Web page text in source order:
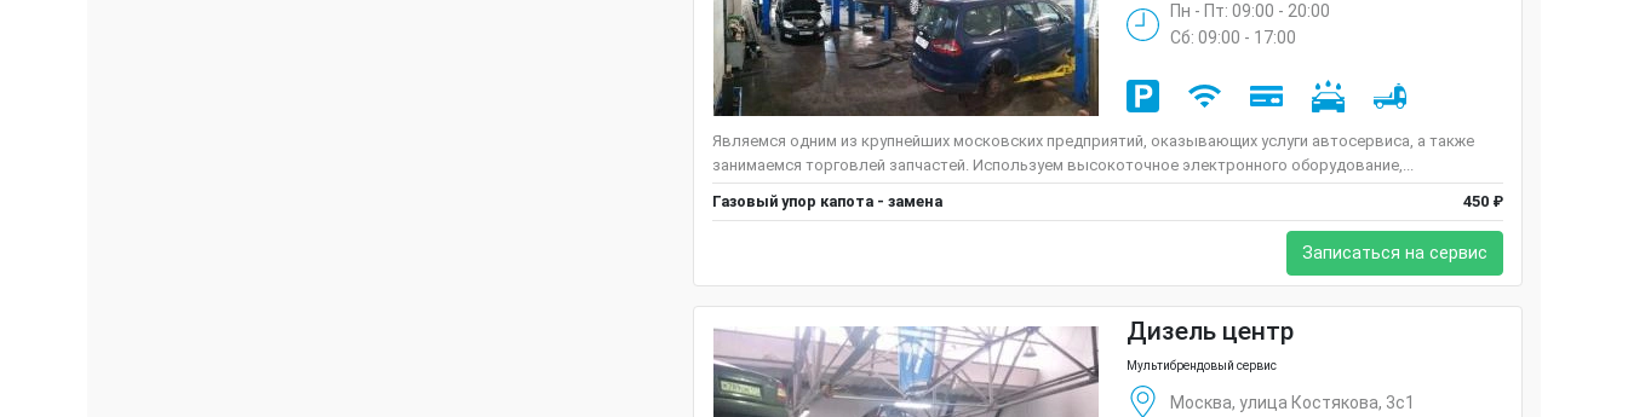
Пн - Пт: 09:00 - 20:00
Сб: 09:00 - 17:00
Являемся одним из крупнейших московских предприятий, оказывающих услуги автосервиса, а также
занимаемся торговлей запчастей. Используем высокоточное электронного оборудование,...
Газовый упор капота - замена
450 ₽
Записаться на сервис
Дизель центр
Мультибрендовый сервис
Москва, улица Костякова, 3с1